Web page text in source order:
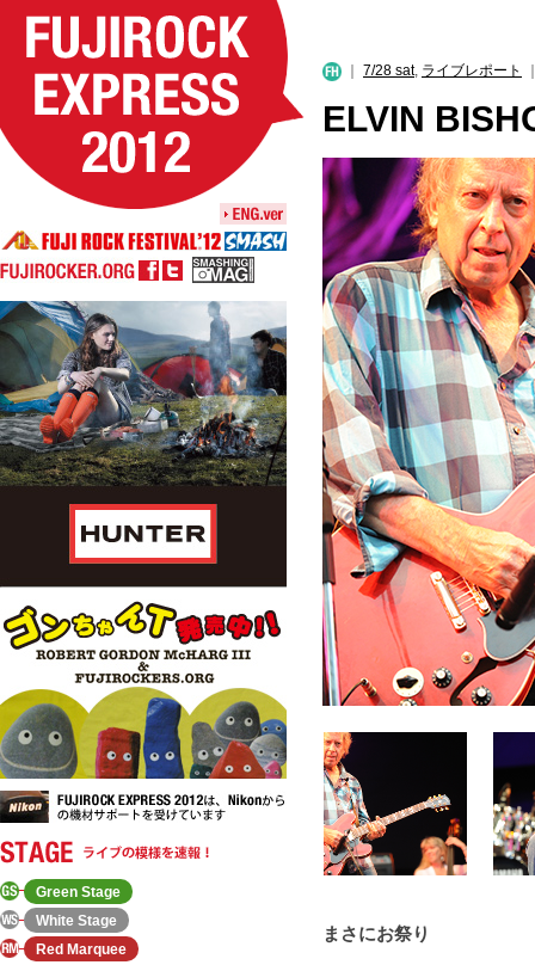
7/28 sat, ライブレポート
ELVIN
まさにお祭り
Green Stage
White Stage
Red Marquee